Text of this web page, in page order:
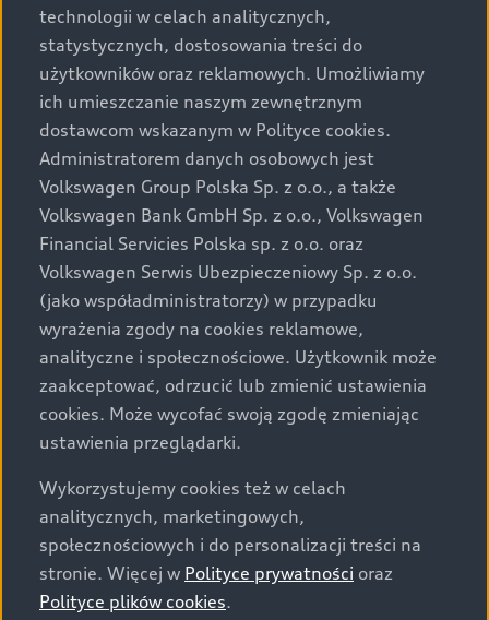
technologii w celach analitycznych,
statystycznych, dostosowania treści do
użytkowników oraz reklamowych. Umożliwiamy
ich umieszczanie naszym zewnętrznym
dostawcom wskazanym w Polityce cookies.
Administratorem danych osobowych jest
Volkswagen Group Polska Sp. z o.o., a także
Volkswagen Bank GmbH Sp. z o.o., Volkswagen
Financial Servicies Polska sp. z o.o. oraz
Volkswagen Serwis Ubezpieczeniowy Sp. z o.o.
(jako współadministratorzy) w przypadku
wyrażenia zgody na cookies reklamowe,
analityczne i społecznościowe. Użytkownik może
zaakceptować, odrzucić lub zmienić ustawienia
cookies. Może wycofać swoją zgodę zmieniając
ustawienia przeglądarki.
Wykorzystujemy cookies też w celach
analitycznych, marketingowych,
społecznościowych i do personalizacji treści na
stronie. Więcej w Polityce prywatności oraz
Polityce plików cookies.